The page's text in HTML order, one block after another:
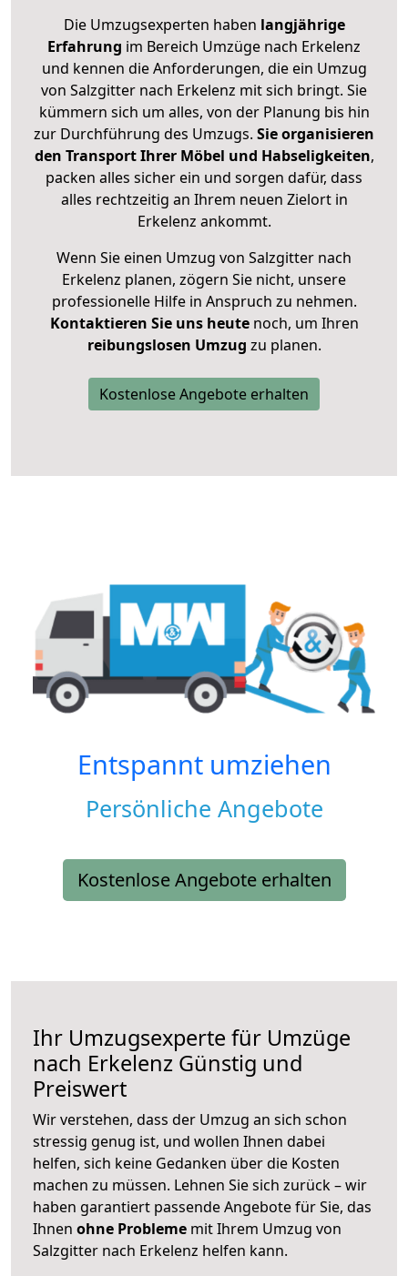
Die Umzugsexperten haben langjährige
Erfahrung im Bereich Umzüge nach Erkelenz
und kennen die Anforderungen, die ein Umzug
von Salzgitter nach Erkelenz mit sich bringt. Sie
kümmern sich um alles, von der Planung bis hin
zur Durchführung des Umzugs. Sie organisieren
den Transport Ihrer Möbel und Habseligkeiten,
packen alles sicher ein und sorgen dafür, dass
alles rechtzeitig an Ihrem neuen Zielort in
Erkelenz ankommt.
Wenn Sie einen Umzug von Salzgitter nach
Erkelenz planen, zögern Sie nicht, unsere
professionelle Hilfe in Anspruch zu nehmen.
Kontaktieren Sie uns heutenoch, um Ihren
reibungslosen Umzug zu planen.
Kostenlose Angebote erhalten
Entspannt umziehen
Persönliche Angebote
Kostenlose Angebote erhalten
Ihr Umzugsexperte für Umzüge
nach Erkelenz Günstig und
Preiswert
Wir verstehen, dass der Umzug an sich schon
stressig genug ist, und wollen Ihnen dabei
helfen, sich keine Gedanken über die Kosten
machen zu müssen. Lehnen Sie sich zurück – wir
haben garantiert passende Angebote für Sie, das
Ihnen ohne Probleme mit Ihrem Umzug von
Salzgitter nach Erkelenz helfen kann.